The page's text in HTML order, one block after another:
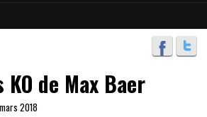
KO de Max Baer
2018